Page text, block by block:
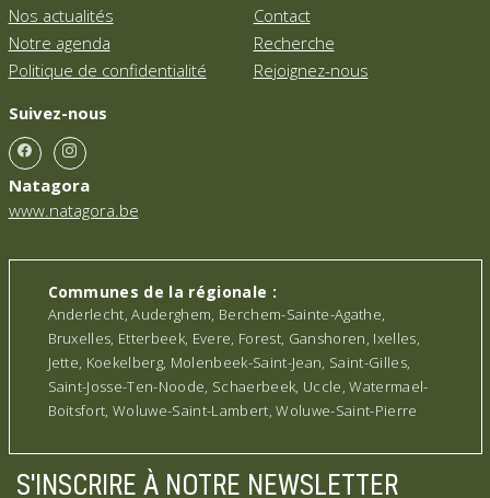
Nos actualités
Notre agenda
Politique de confidentialité
Contact
Recherche
Rejoignez-nous
Suivez-nous
Natagora
www.natagora.be
Communes de la régionale :
Anderlecht, Auderghem, Berchem-Sainte-Agathe,
Bruxelles, Etterbeek, Evere, Forest, Ganshoren, Ixelles,
Jette, Koekelberg, Molenbeek-Saint-Jean, Saint-Gilles,
Saint-Josse-Ten-Noode, Schaerbeek, Uccle, Watermael-
Boitsfort, Woluwe-Saint-Lambert, Woluwe-Saint-Pierre
S'INSCRIRE À NOTRE NEWSLETTER